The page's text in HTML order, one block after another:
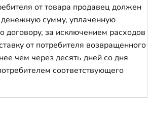
от товара продавец должен
денежную сумму, уплаченную
договору, за исключением расходов
от потребителя возвращенного
чем через десять дней со дня
соответствующего